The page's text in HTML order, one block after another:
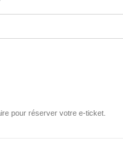
pour réserver votre e-ticket.